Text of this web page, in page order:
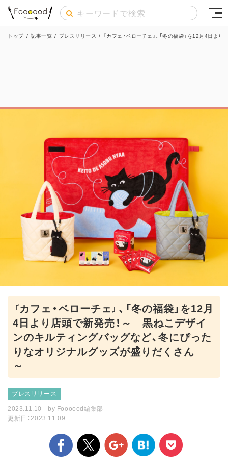
トップ / 記事一覧 / プレスリリース / 『カフェ・ベローチェ』、「冬の福袋」を12月4日
『カフェ・ベローチェ』、「冬の福袋」を12月
4日より店頭で新発売！～ 黒ねこデザイ
ンのキルティングバッグなど、冬にぴった
りなオリジナルグッズが盛りだくさん
～
プレスリリース
2023.11.10
by Foooood編集部
更新日：2023.11.09